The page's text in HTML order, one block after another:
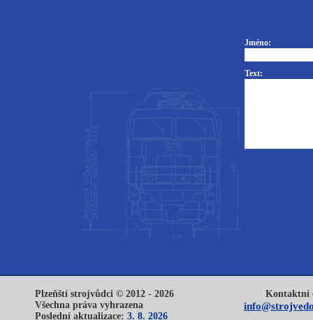
Jméno:
Text:
Plzeňští strojvůdci © 2012 - 2026
Všechna práva vyhrazena
Poslední aktualizace: 3. 8. 2026
Kontaktní